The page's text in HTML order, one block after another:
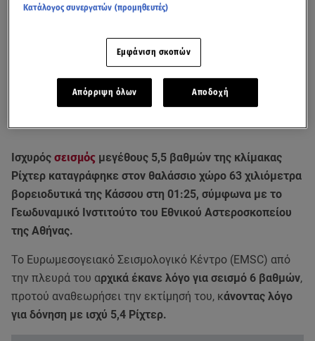
Όσα είπε ο πρόεδρος του ΟΑΣΠ, Ευθύμης Λέκκας, για τον σεισμό στην
Ισχυρός σεισμός μεγέθους 5,5 βαθμών της κλίμακας
Ρίχτερ καταγράφηκε στον θαλάσσιο χώρο 63 χιλιόμετρα
βορειοδυτικά της Κάσσου στη 01:25, σύμφωνα με το
Γεωδυναμικό Ινστιτούτο του Εθνικού Αστεροσκοπείου
της Αθήνας.
Το Ευρωμεσογειακό Σεισμολογικό Κέντρο (EMSC) από
την πλευρά του αρχικά έκανε λόγο για σεισμό 6 βαθμών,
προτού αναθεωρήσει την εκτίμησή του, κάνοντας λόγο
για δόνηση με ισχύ 5,4 Ρίχτερ.
Κατάλογος συνεργατών (προμηθευτές)
Εμφάνιση σκοπών
Απόρριψη όλων Αποδοχή